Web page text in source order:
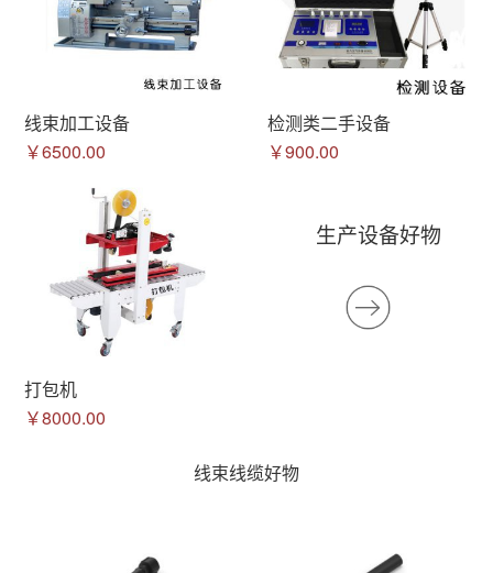
线束加工设备
￥6500.00
检测类二手设备
￥900.00
打包机
￥8000.00
生产设备好物
线束线缆好物